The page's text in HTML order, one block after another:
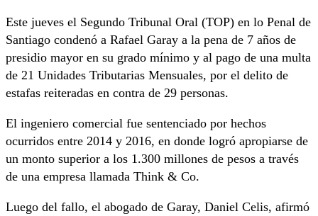
Este jueves el Segundo Tribunal Oral (TOP) en lo Penal de
Santiago condenó a Rafael Garay a la pena de 7 años de
presidio mayor en su grado mínimo y al pago de una multa
de 21 Unidades Tributarias Mensuales, por el delito de
estafas reiteradas en contra de 29 personas.
El ingeniero comercial fue sentenciado por hechos
ocurridos entre 2014 y 2016, en donde logró apropiarse de
un monto superior a los 1.300 millones de pesos a través
de una empresa llamada Think & Co.
Luego del fallo, el abogado de Garay, Daniel Celis, afirmó